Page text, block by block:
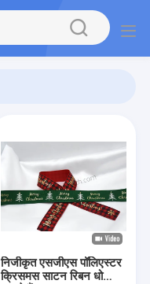
निजीकृत एसजीएस पॉलिएस्टर
क्रिसमस साटन रिबन धो